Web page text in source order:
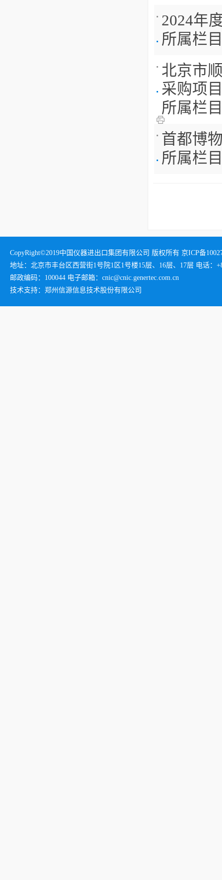
2024年
所属栏
北京市
采购项
所属栏
首都博
所属栏
CopyRight©2019中国仪器进出口集团有限公司 版权所有 京ICP备
地址：北京市丰台区西营街1号院1区1号楼15层、16层、17层 电话：
邮政编码：100044 电子邮箱：cnic@cnic.genertec.com.cn
技术支持：郑州信源信息技术股份有限公司